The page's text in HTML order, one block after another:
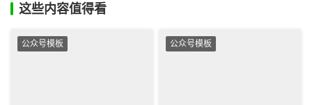
这些内容值得看
公众号模板 公众号模板